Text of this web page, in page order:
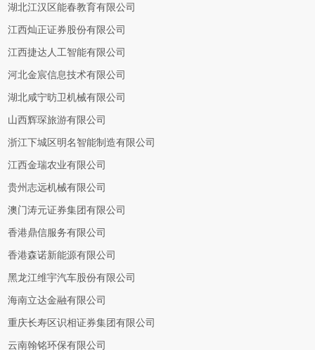
湖北江汉区能春教育有限公司
江西灿正证券股份有限公司
江西捷达人工智能有限公司
河北金宸信息技术有限公司
湖北咸宁昉卫机械有限公司
山西辉琛旅游有限公司
浙江下城区明名智能制造有限公司
江西金瑞农业有限公司
贵州志远机械有限公司
澳门涛元证券集团有限公司
香港鼎信服务有限公司
香港森诺新能源有限公司
黑龙江维宇汽车股份有限公司
海南立达金融有限公司
重庆长寿区识相证券集团有限公司
云南翰铭环保有限公司